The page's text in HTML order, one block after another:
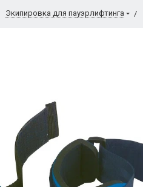
Экипировка для пауэрлифтинга